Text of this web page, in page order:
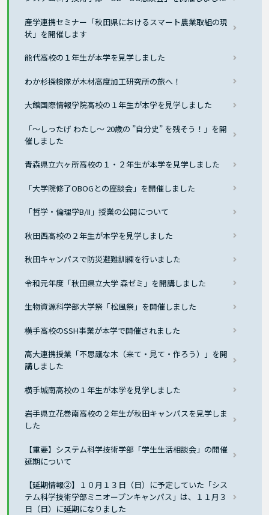
産学連携セミナー「秋田県におけるスマート農業取組の現
状」を開催します
能代高校の１年生が本学を見学しました
わか杉探検隊が木材高度加工研究所の旅へ！
大館国際情報学院高校の１年生が本学を見学しました
「～しったげ わたし～ 20歳の ”自分史” を残そう！」を開
催しました
青森県立六ヶ所高校の１・２年生が本学を見学しました
「大学院修了OBOGとの座談会」を開催しました
「哲学・倫理学B/II」授業の公開について
秋田西高校の２年生が本学を見学しました
秋田キャンパスで防災避難訓練を行いました
令和元年度「秋田県立大学 森ゼミ」を開講しました
生物資源科学部大学祭「松風祭」を開催しました
横手高校のSSH事業が本学で開催されました
高大連携授業「不思議な木（来て・見て・作ろう）」を開
講しました
横手城南高校の１年生が本学を見学しました
岩手県立花巻南高校の２年生が秋田キャンパスを見学しま
した
【重要】システム科学技術学部「学生生活相談会」の開催
延期について
【延期情報②】１０月１３日（日）に予定していた「シス
テム科学技術学部ミニオープンキャンパス」は、１１月３
日（日）に延期になりました